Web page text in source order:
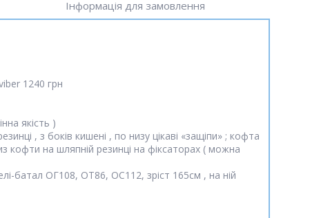
Інформація для замовлення
1240 грн
якість )
, з боків кишені , по низу цікаві «защіпи» ; кофта
кофти на шляпній резинці на фіксаторах ( можна
батал ОГ108, ОТ86, ОС112, зріст 165см , на ній